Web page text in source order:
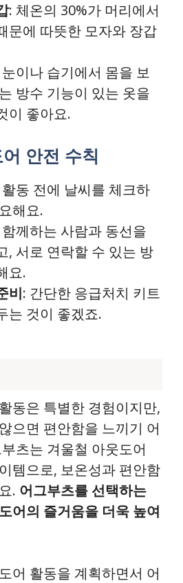
: 체온의 30%가 머리에서
문에 따뜻한 모자와 장갑
눈이나 습기에서 몸을 보
방수 기능이 있는 옷을
이 좋아요.
안전 수칙
활동 전에 날씨를 체크하
해요.
함께하는 사람과 동선을
, 서로 연락할 수 있는 방
요.
비: 간단한 응급처치 키트
는 것이 좋겠죠.
동은 특별한 경험이지만,
으면 편안함을 느끼기 어
츠는 겨울철 아웃도어
템으로, 보온성과 편안함
. 어그부츠를 선택하는
어의 즐거움을 더욱 높여
어 활동을 계획하면서 어